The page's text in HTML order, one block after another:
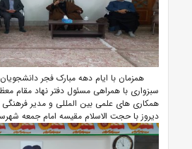
همزمان با ایام دهه مبارک فجر
سبزواری با همراهی مسئول دفتر نهاد مقام
همکاری های علمی بین المللی و مدیر
دیروز با حجت الاسلام مقیسه امام جمعه